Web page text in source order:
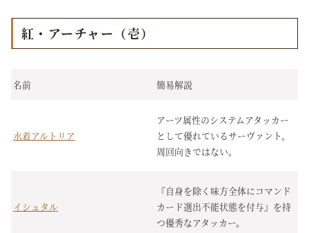
紅・アーチャー（壱）
名前 簡易解説
水着アルトリア
アーツ属性のシステムアタッカー
として優れているサーヴァント。
周回向きではない。
イシュタル
『自身を除く味方全体にコマンド
カード選出不能状態を付与』を持
つ優秀なアタッカー。